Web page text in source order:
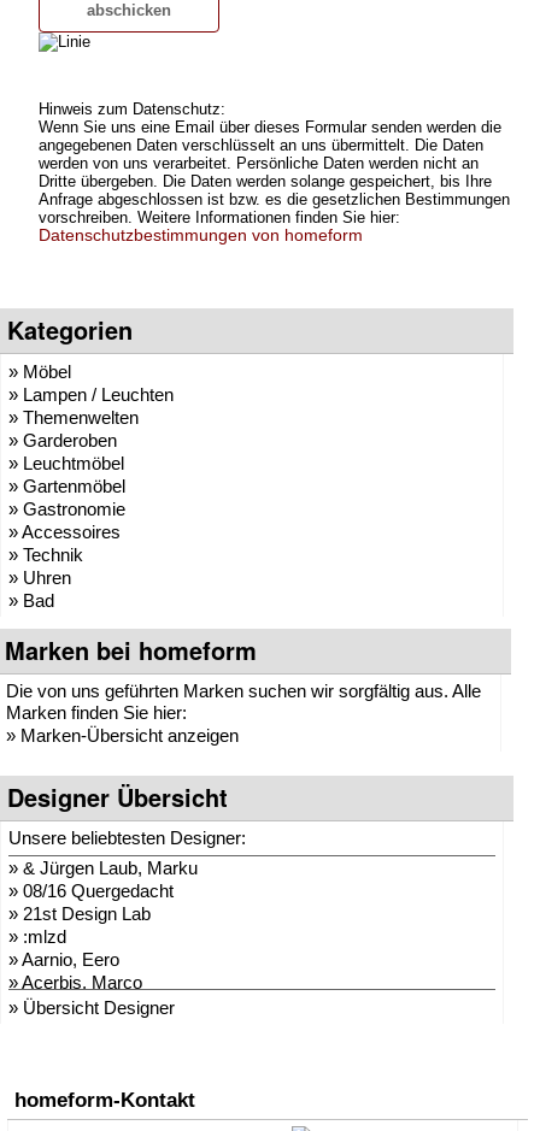
Hinweis zum Datenschutz:
Wenn Sie uns eine Email über dieses Formular senden werden die
angegebenen Daten verschlüsselt an uns übermittelt. Die Daten
werden von uns verarbeitet. Persönliche Daten werden nicht an
Dritte übergeben. Die Daten werden solange gespeichert, bis Ihre
Anfrage abgeschlossen ist bzw. es die gesetzlichen Bestimmungen
vorschreiben. Weitere Informationen finden Sie hier:
Datenschutzbestimmungen von homeform
Kategorien
» Möbel
» Lampen / Leuchten
» Themenwelten
» Garderoben
» Leuchtmöbel
» Gartenmöbel
» Gastronomie
» Accessoires
» Technik
» Uhren
» Bad
Marken bei homeform
Die von uns geführten Marken suchen wir sorgfältig aus. Alle
Marken finden Sie hier:
» Marken-Übersicht anzeigen
Designer Übersicht
Unsere beliebtesten Designer:
» & Jürgen Laub, Marku
» 08/16 Quergedacht
» 21st Design Lab
» :mlzd
»Aarnio, Eero
»Acerbis, Marco
» Adam + Harborth
»AK47 Team
»Alberto Brogliato
» Übersicht Designer
homeform-Kontakt